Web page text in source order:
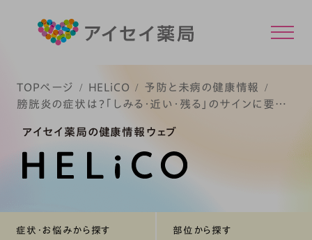
TOPページ HELiCO
予防と未病の健康情報
膀胱炎の症状は？「しみる・近い・残る」のサインに要注
アイセイ薬局の健康情報ウェブ
症状・お悩みから探す 部位から探す